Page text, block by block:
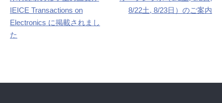
稿
ナ
ビ
IEICE Transactions on
Electronics に掲載されまし
た
8/22土, 8/23日）のご案内